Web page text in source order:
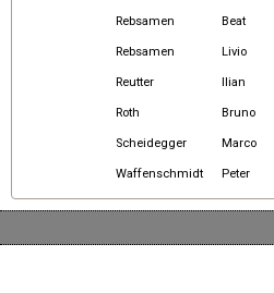
Rebsamen Beat
Rebsamen Livio
Reutter Ilian
Roth Bruno
Scheidegger Marco
Waffenschmidt Peter